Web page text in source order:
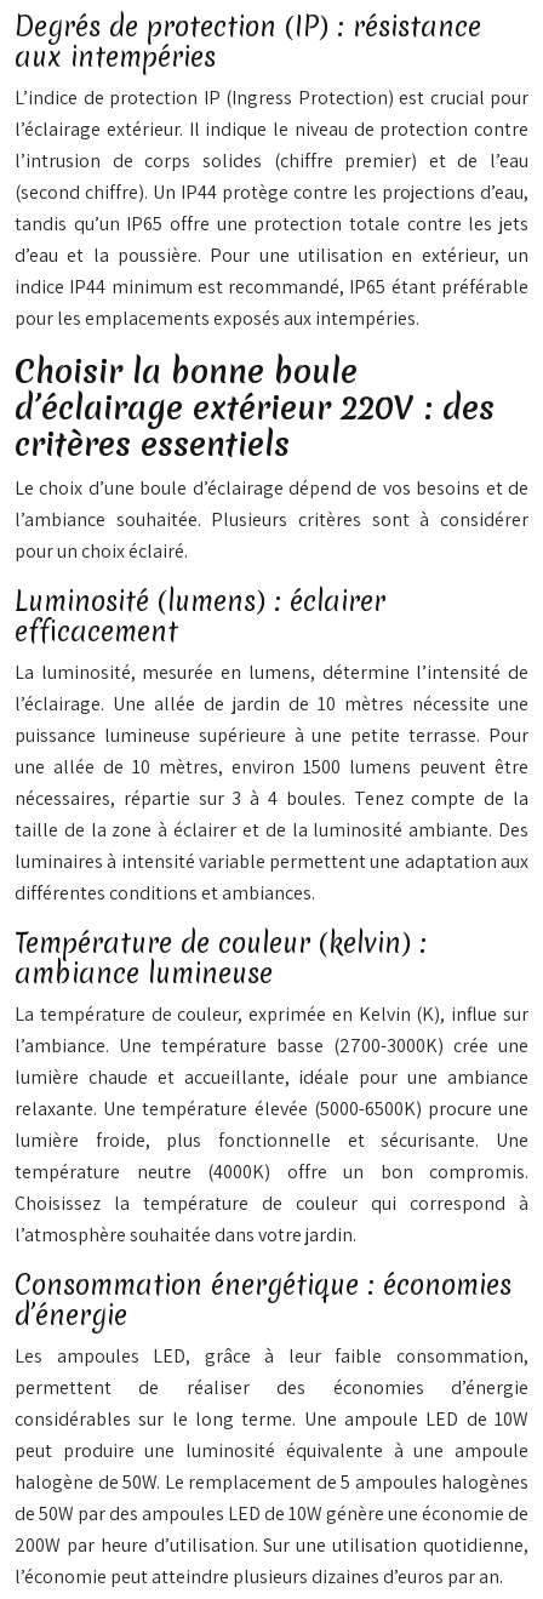
Degrés de protection (IP) : résistance
aux intempéries
L’indice de protection IP (Ingress Protection) est crucial pour
l’éclairage extérieur. Il indique le niveau de protection contre
l’intrusion de corps solides (chiffre premier) et de l’eau
(second chiffre). Un IP44 protège contre les projections d’eau,
tandis qu’un IP65 offre une protection totale contre les jets
d’eau et la poussière. Pour une utilisation en extérieur, un
indice IP44 minimum est recommandé, IP65 étant préférable
pour les emplacements exposés aux intempéries.
Choisir la bonne boule
d’éclairage extérieur 220V : des
critères essentiels
Le choix d’une boule d’éclairage dépend de vos besoins et de
l’ambiance souhaitée. Plusieurs critères sont à considérer
pour un choix éclairé.
Luminosité (lumens) : éclairer
efficacement
La luminosité, mesurée en lumens, détermine l’intensité de
l’éclairage. Une allée de jardin de 10 mètres nécessite une
puissance lumineuse supérieure à une petite terrasse. Pour
une allée de 10 mètres, environ 1500 lumens peuvent être
nécessaires, répartie sur 3 à 4 boules. Tenez compte de la
taille de la zone à éclairer et de la luminosité ambiante. Des
luminaires à intensité variable permettent une adaptation aux
différentes conditions et ambiances.
Température de couleur (kelvin) :
ambiance lumineuse
La température de couleur, exprimée en Kelvin (K), influe sur
l’ambiance. Une température basse (2700-3000K) crée une
lumière chaude et accueillante, idéale pour une ambiance
relaxante. Une température élevée (5000-6500K) procure une
lumière froide, plus fonctionnelle et sécurisante. Une
température neutre (4000K) offre un bon compromis.
Choisissez la température de couleur qui correspond à
l’atmosphère souhaitée dans votre jardin.
Consommation énergétique : économies
d’énergie
Les ampoules LED, grâce à leur faible consommation,
permettent de réaliser des économies d’énergie
considérables sur le long terme. Une ampoule LED de 10W
peut produire une luminosité équivalente à une ampoule
halogène de 50W. Le remplacement de 5 ampoules halogènes
de 50W par des ampoules LED de 10W génère une économie de
200W par heure d’utilisation. Sur une utilisation quotidienne,
l’économie peut atteindre plusieurs dizaines d’euros par an.